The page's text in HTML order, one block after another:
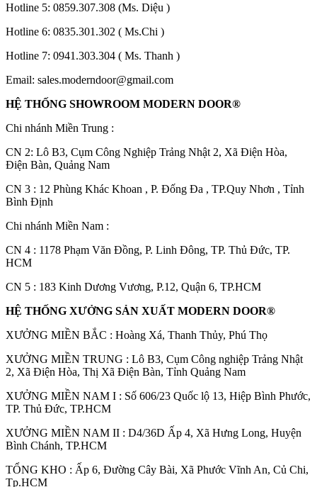
Hồ sơ năng lực
Hotline 5: 0859.307.308 (Ms. Diệu )
Hotline 6: 0835.301.302 ( Ms.Chi )
Hotline 7: 0941.303.304 ( Ms. Thanh )
Email: sales.moderndoor@gmail.com
HỆ THỐNG SHOWROOM MODERN DOOR®
Chi nhánh Miền Trung :
CN 2: Lô B3, Cụm Công Nghiệp Trảng Nhật 2, Xã Điện Hòa,
Điện Bàn, Quảng Nam
CN 3 : 12 Phùng Khác Khoan , P. Đống Đa , TP.Quy Nhơn , Tỉnh
Bình Định
Chi nhánh Miền Nam :
CN 4 : 1178 Phạm Văn Đồng, P. Linh Đông, TP. Thủ Đức, TP.
HCM
CN 5 : 183 Kinh Dương Vương, P.12, Quận 6, TP.HCM
HỆ THỐNG XƯỞNG SẢN XUẤT MODERN DOOR®
XƯỞNG MIỀN BẮC : Hoàng Xá, Thanh Thủy, Phú Thọ
XƯỞNG MIỀN TRUNG : Lô B3, Cụm Công nghiệp Trảng Nhật
2, Xã Điện Hòa, Thị Xã Điện Bàn, Tỉnh Quảng Nam
XƯỞNG MIỀN NAM I : Số 606/23 Quốc lộ 13, Hiệp Bình Phước,
TP. Thủ Đức, TP.HCM
XƯỞNG MIỀN NAM II : D4/36D Ấp 4, Xã Hưng Long, Huyện
Bình Chánh, TP.HCM
TỔNG KHO : Ấp 6, Đường Cây Bài, Xã Phước Vĩnh An, Củ Chi,
Tp.HCM